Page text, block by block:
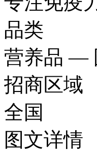
品类
营养品 —
招商区域
全国
图文详情